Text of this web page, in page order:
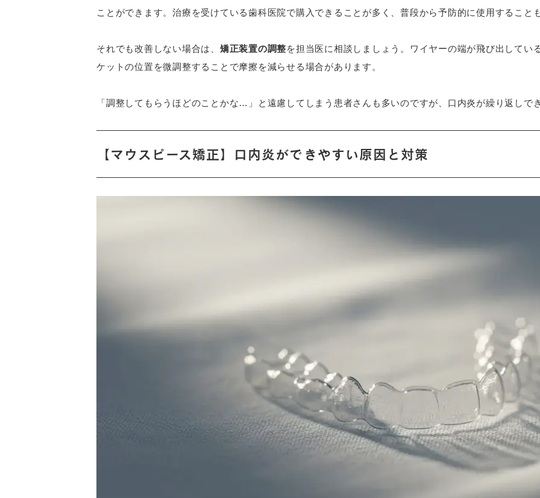
ことができます。治療を受けている歯科医院で購入できることが多く、普段から予防的に使用すること
それでも改善しない場合は、 矯正装置の調整を担当医に相談しましょう。ワイヤーの端が飛び出してい
ケットの位置を微調整することで摩擦を減らせる場合があります。
「調整してもらうほどのことかな…」と遠慮してしまう患者さんも多いのですが、口内炎が繰り返しで
【マウスピース矯正】口内炎ができやすい原因と対策